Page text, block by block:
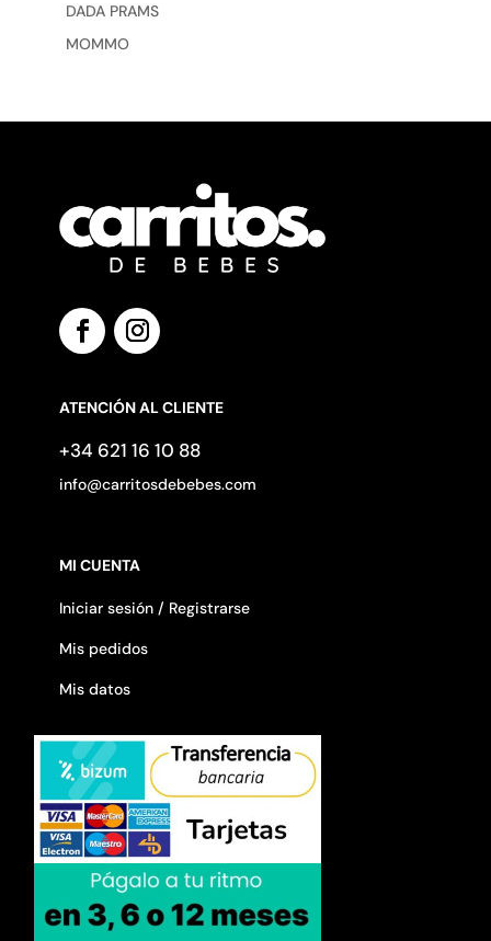
DADA PRAMS
MOMMO
ATENCIÓN AL CLIENTE
+34 621 16 10 88
info@carritosdebebes.com
MI CUENTA
Iniciar sesión / Registrarse
Mis pedidos
Mis datos